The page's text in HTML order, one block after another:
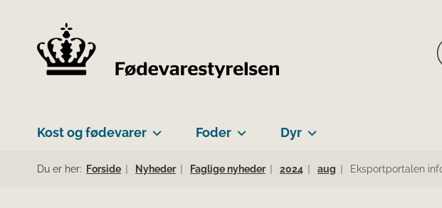
Kost og fødevarer Foder Dyr
Du er her: Forside Nyheder Faglige nyheder 2024 aug Eksportportalen